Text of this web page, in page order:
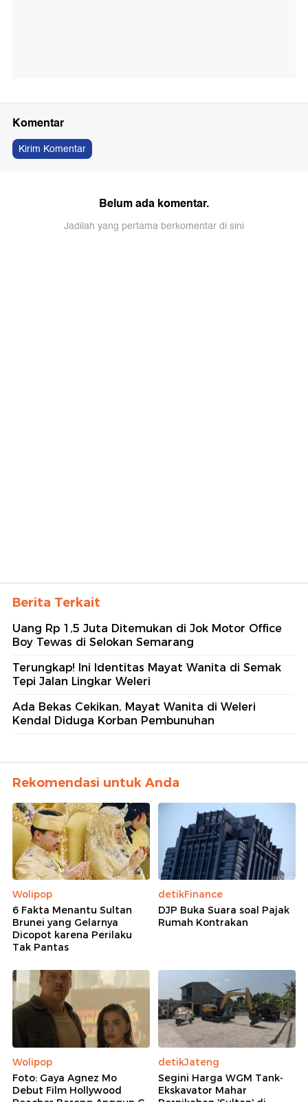
Komentar
Kirim Komentar
Belum ada komentar.
Jadilah yang pertama berkomentar di sini
Berita Terkait
Uang Rp 1,5 Juta Ditemukan di Jok Motor Office
Boy Tewas di Selokan Semarang
Terungkap! Ini Identitas Mayat Wanita di Semak
Tepi Jalan Lingkar Weleri
Ada Bekas Cekikan, Mayat Wanita di Weleri
Kendal Diduga Korban Pembunuhan
Rekomendasi untuk Anda
Wolipop
6 Fakta Menantu Sultan
Brunei yang Gelarnya
Dicopot karena Perilaku
Tak Pantas
detikFinance
DJP Buka Suara soal Pajak
Rumah Kontrakan
Wolipop
Foto: Gaya Agnez Mo
Debut Film Hollywood
detikJateng
Segini Harga WGM Tank-
Ekskavator Mahar